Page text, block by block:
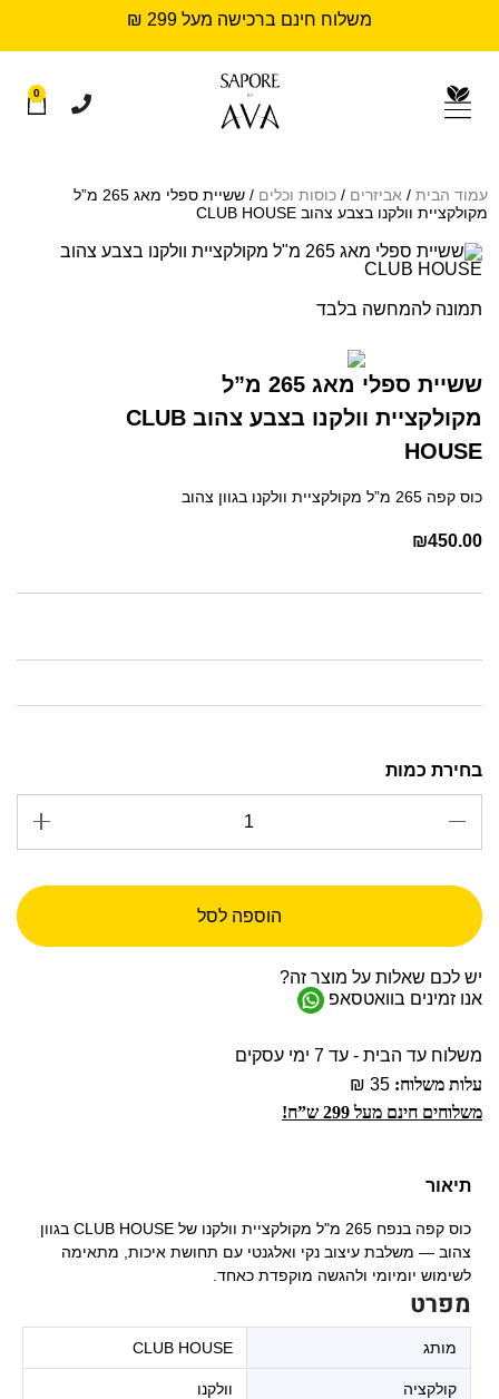
משלוח חינם ברכישה מעל 299 ₪
0
עמוד הבית / אביזרים / כוסות וכלים
/ ששיית ספלי מאג 265 מ”ל
מקולקציית וולקנו בצבע צהוב CLUB HOUSE
תמונה להמחשה בלבד
ששיית ספלי מאג 265 מ”ל
מקולקציית וולקנו בצבע צהוב CLUB
HOUSE
כוס קפה 265 מ”ל מקולקציית וולקנו בגוון צהוב
₪450.00
הוספה לסל
יש לכם שאלות על מוצר זה?
אנו זמינים בוואטסאפ
משלוח עד הבית - עד 7 ימי עסקים
עלות משלוח:
משלוחים חינם מעל 299 ש”ח!
תיאור
כוס קפה בנפח 265 מ"ל מקולקציית וולקנו של CLUB HOUSE בגוון
צהוב — משלבת עיצוב נקי ואלגנטי עם תחושת איכות, מתאימה
לשימוש יומיומי ולהגשה מוקפדת כאחד.
מפרט
מותג CLUB HOUSE
קולקציה וולקנו